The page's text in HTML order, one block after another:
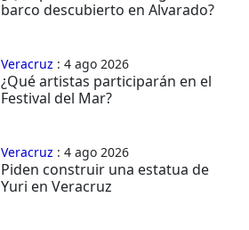
barco descubierto en Alvarado?
Veracruz : 4 ago 2026
¿Qué artistas participarán en el
Festival del Mar?
Veracruz : 4 ago 2026
Piden construir una estatua de
Yuri en Veracruz